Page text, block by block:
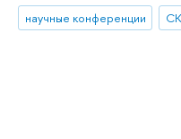
научные конференции